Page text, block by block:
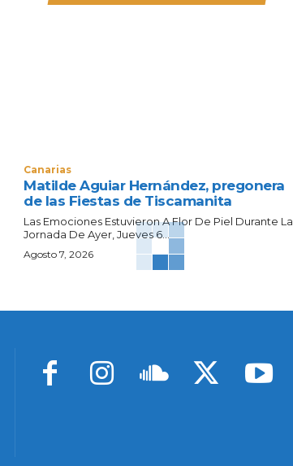
Canarias
Matilde Aguiar Hernández, pregonera
de las Fiestas de Tiscamanita
Las Emociones Estuvieron A Flor De Piel Durante La
Jornada De Ayer, Jueves 6...
Agosto 7, 2026